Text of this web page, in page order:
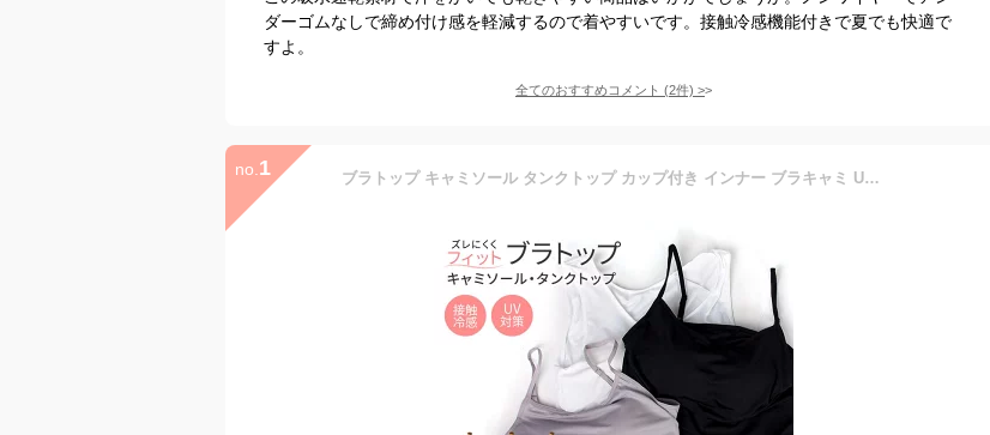
ダーゴムなしで締め付け感を軽減するので着やすいです。接触冷感機能付きで夏でも快適で
すよ。
全てのおすすめコメント (2件) >
no. 1 ブラトップ キャミソール タンクトップ カップ付き インナー ブラキャミ UV対策 美バスト 接触冷感 肌着 下着 ワイヤーなし 肩紐調節可能アジャスター付き キャミ ブラタンク ノンワイヤー 婦人 ● oth-la-in-1515 メール便で送料無料